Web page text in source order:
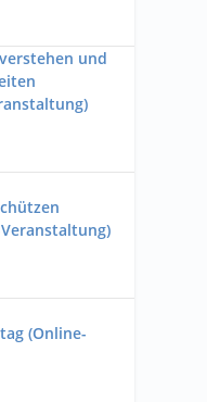
und
(Online-